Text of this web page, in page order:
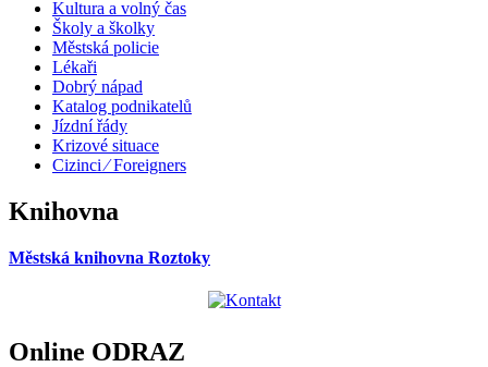
Kultura a volný čas
Školy a školky
Městská policie
Lékaři
Dobrý nápad
Katalog podnikatelů
Jízdní řády
Krizové situace
Cizinci ⁄ Foreigners
Knihovna
Městská knihovna Roztoky
Online ODRAZ